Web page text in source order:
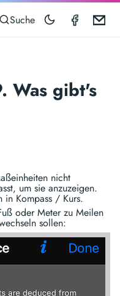
Suche
Was gibt's
nicht
um sie anzuzeigen.
Kompass / Kurs.
oder Meter zu Meilen
sollen: